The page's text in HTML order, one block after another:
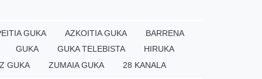
GUKA AZKOITIA GUKA
BARRENA
GUKA GUKA TELEBISTA
HIRUKA
GUKA ZUMAIA GUKA 28 KANALA